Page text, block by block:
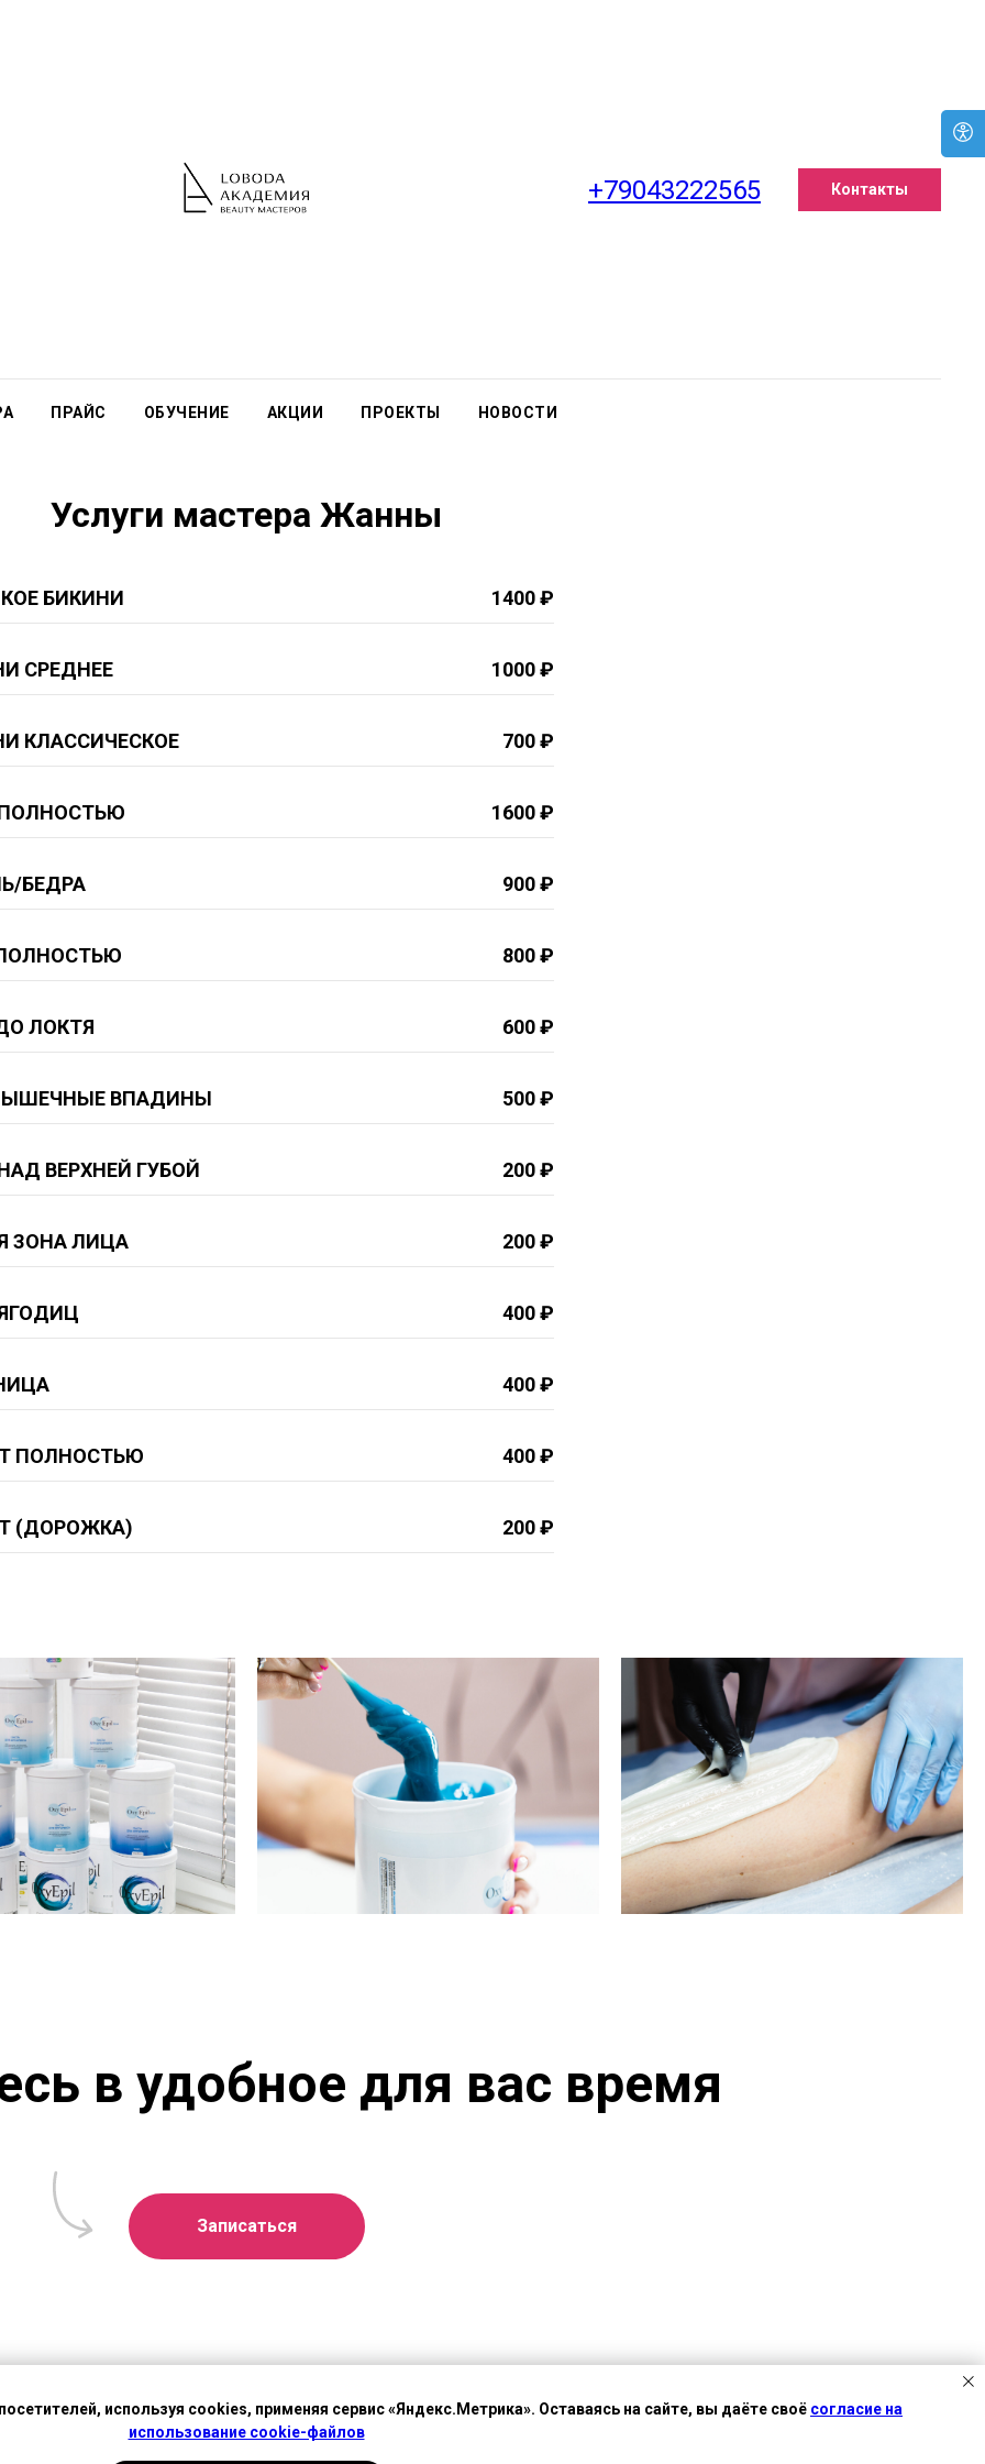
+79043222565 Контакты
ПРАЙС ОБУЧЕНИЕ АКЦИИ ПРОЕКТЫ НОВОСТИ
Услуги мастера Жанны
БИКИНИ 1400 ₽
СРЕДНЕЕ 1000 ₽
КЛАССИЧЕСКОЕ 700 ₽
1600 ₽
БЕДРА 900 ₽
800 ₽
ЛОКТЯ 600 ₽
ВПАДИНЫ 500 ₽
ВЕРХНЕЙ ГУБОЙ 200 ₽
ЗОНА ЛИЦА 200 ₽
400 ₽
400 ₽
ПОЛНОСТЬЮ 400 ₽
(ДОРОЖКА) 200 ₽
в удобное для вас время
Записаться
используя cookies, применяя сервис «Яндекс.Метрика». Оставаясь на сайте, вы даёте своё согласие на
использование cookie-файлов